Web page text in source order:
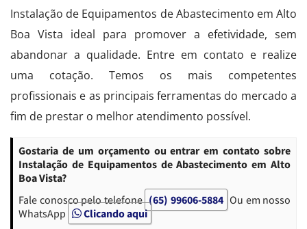
Instalação de Equipamentos de Abastecimento em Alto
Boa Vista ideal para promover a efetividade, sem
abandonar a qualidade. Entre em contato e realize
uma cotação. Temos os mais competentes
profissionais e as principais ferramentas do mercado a
fim de prestar o melhor atendimento possível.
Gostaria de um orçamento ou entrar em contato sobre
Instalação de Equipamentos de Abastecimento em Alto
Boa Vista?
Fale conosco pelo telefone (65) 99606-5884 Ou em nosso
WhatsApp
Clicando aqui